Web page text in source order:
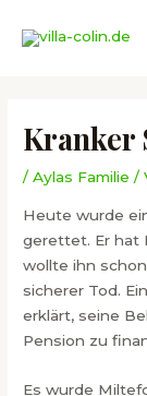
Inhalt
Kranker
/Aylas Familie /
Heute wurde
gerettet. Er hat
wollte ihn
sicherer Tod.
erklärt, seine
Pension zu
Es wurde